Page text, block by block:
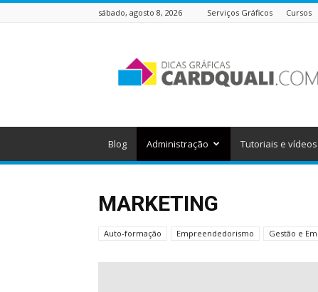
sábado, agosto 8, 2026 Serviços Gráficos Cursos
Gráficas
do
Blog Administração Tutoriais e vídeos
MARKETING
Auto-formação Empreendedorismo Gestão e